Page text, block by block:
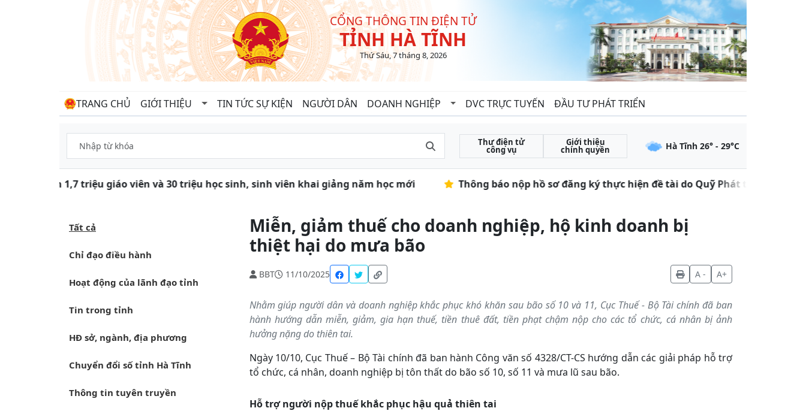
CỔNG THÔNG TIN ĐIỆN TỬ
TỈNH HÀ TĨNH
Thứ Sáu, 7 tháng 8, 2026
TRANG CHỦ GIỚI THIỆU TIN TỨC SỰ KIỆN NGƯỜI DÂN DOANH NGHIỆP DVC TRỰC TUYẾN ĐẦU TƯ PHÁT TRIỂN
Thư điện tử
công vụ
Giới thiệu
chính quyền Hà Tĩnh 26° - 29°C
Gần 1,7 triệu giáo viên và 30 triệu học sinh, sinh viên khai giảng năm học mới Thông báo nộp hồ sơ đăng ký thực hiện đề tài do Quỹ Phát triển khoa
Tất cả
Chỉ đạo điều hành
Hoạt động của lãnh đạo tỉnh
Tin trong tỉnh
HĐ sở, ngành, địa phương
Chuyển đổi số tỉnh Hà Tĩnh
Thông tin tuyên truyền
Miễn, giảm thuế cho doanh nghiệp, hộ kinh doanh bị
thiệt hại do mưa bão
BBT 11/10/2025 A - A+
Nhằm giúp người dân và doanh nghiệp khắc phục khó khăn sau bão số 10 và 11, Cục Thuế - Bộ Tài chính đã ban
hành hướng dẫn miễn, giảm, gia hạn thuế, tiền thuê đất, tiền phạt chậm nộp cho các tổ chức, cá nhân bị ảnh
hưởng nặng do thiên tai.
Ngày 10/10, Cục Thuế – Bộ Tài chính đã ban hành Công văn số 4328/CT-CS hướng dẫn các giải pháp hỗ trợ
tổ chức, cá nhân, doanh nghiệp bị tôn thất do bão số 10, số 11 và mưa lũ sau bão.
Hỗ trợ người nộp thuế khắc phục hậu quả thiên tai